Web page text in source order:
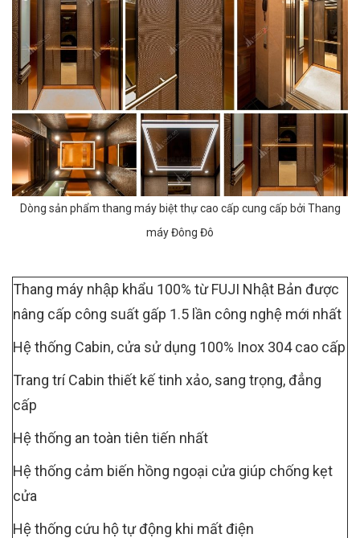
Dòng sản phẩm thang máy biệt thự cao cấp cung cấp bởi Thang
máy Đông Đô
Thang máy nhập khẩu 100% từ FUJI Nhật Bản được
nâng cấp công suất gấp 1.5 lần công nghệ mới nhất
Hệ thống Cabin, cửa sử dụng 100% Inox 304 cao cấp
Trang trí Cabin thiết kế tinh xảo, sang trọng, đẳng
cấp
Hệ thống an toàn tiên tiến nhất
Hệ thống cảm biến hồng ngoại cửa giúp chống kẹt
cửa
Hệ thống cứu hộ tự động khi mất điện